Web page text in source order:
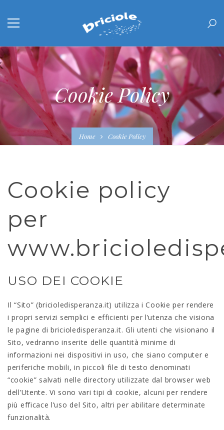
Cookie Policy
Home Cookie Policy
Cookie policy
per
USO DEI COOKIE
Il “Sito” (bricioledisperanza.it) utilizza i Cookie per rendere
i propri servizi semplici e efficienti per l’utenza che visiona
le pagine di bricioledisperanza.it. Gli utenti che visionano il
Sito, vedranno inserite delle quantità minime di
informazioni nei dispositivi in uso, che siano computer e
periferiche mobili, in piccoli file di testo denominati
“cookie” salvati nelle directory utilizzate dal browser web
dell’Utente. Vi sono vari tipi di cookie, alcuni per rendere
più efficace l’uso del Sito, altri per abilitare determinate
funzionalità.